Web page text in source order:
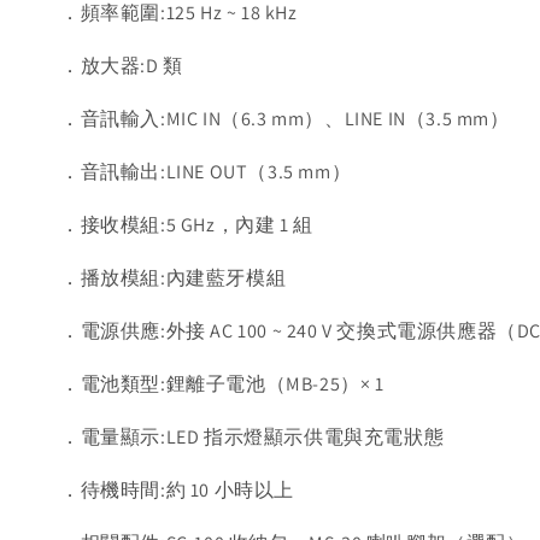
．頻率範圍:125 Hz ~ 18 kHz
．放大器:D 類
．音訊輸入:MIC IN（6.3 mm）、LINE IN（3.5 mm）
．音訊輸出:LINE OUT（3.5 mm）
．接收模組:5 GHz，內建 1 組
．播放模組:內建藍牙模組
．電源供應:外接 AC 100 ~ 240 V 交換式電源供應器（DC
．電池類型:鋰離子電池（MB-25）× 1
．電量顯示:LED 指示燈顯示供電與充電狀態
．待機時間:約 10 小時以上